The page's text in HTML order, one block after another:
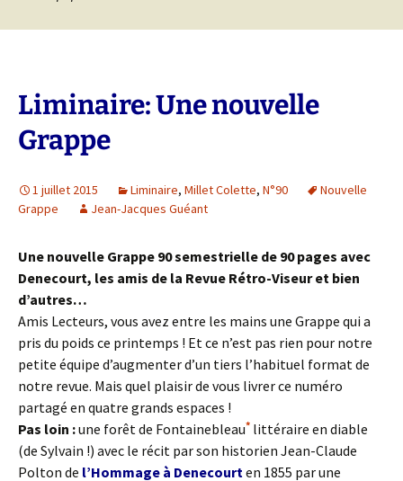
Liminaire: Une nouvelle
Grappe
1 juillet 2015 Liminaire, Millet Colette, N°90
Nouvelle
Grappe
Jean-Jacques Guéant
Une nouvelle Grappe 90 semestrielle de 90 pages avec
Denecourt, les amis de la Revue Rétro-Viseur et bien
d’autres…
Amis Lecteurs, vous avez entre les mains une Grappe qui a
pris du poids ce printemps ! Et ce n’est pas rien pour notre
petite équipe d’augmenter d’un tiers l’habituel format de
notre revue. Mais quel plaisir de vous livrer ce numéro
partagé en quatre grands espaces !
Pas loin :une forêt de Fontainebleau* littéraire en diable
(de Sylvain !) avec le récit par son historien Jean-Claude
Polton de l’Hommage à Denecourten 1855 par une